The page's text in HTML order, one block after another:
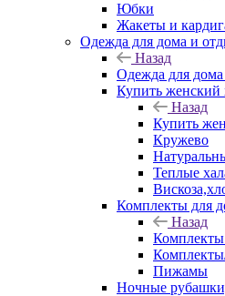
Юбки
Жакеты и
Одежда для дома и
Назад
Одежда для
Купить женский
Назад
Купить
Кружево
Теплые
Комплекты для
Назад
Комплекты
Пижамы
Ночные